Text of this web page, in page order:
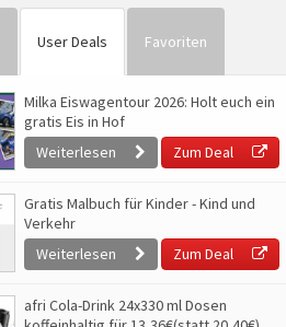
User Deals Favoriten
Milka Eiswagentour 2026: Holt euch ein
gratis Eis in Hof
Weiterlesen
Zum Deal
Gratis Malbuch für Kinder - Kind und
Verkehr
Weiterlesen
Zum Deal
afri Cola-Drink 24x330 ml Dosen